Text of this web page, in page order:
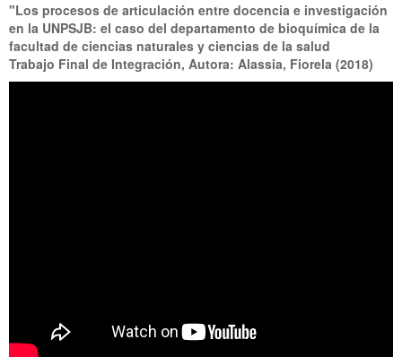
"Los procesos de articulación entre docencia e investigación
en la UNPSJB: el caso del departamento de bioquímica de la
facultad de ciencias naturales y ciencias de la salud
Trabajo Final de Integración, Autora: Alassia, Fiorela (2018)